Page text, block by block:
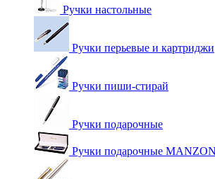
Ручки настольные
Ручки перьевые и картриджи
Ручки пиши-стирай
Ручки подарочные
Ручки подарочные